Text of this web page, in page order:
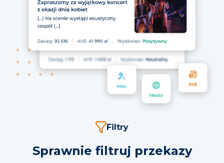
Filtry
Sprawnie filtruj przekazy